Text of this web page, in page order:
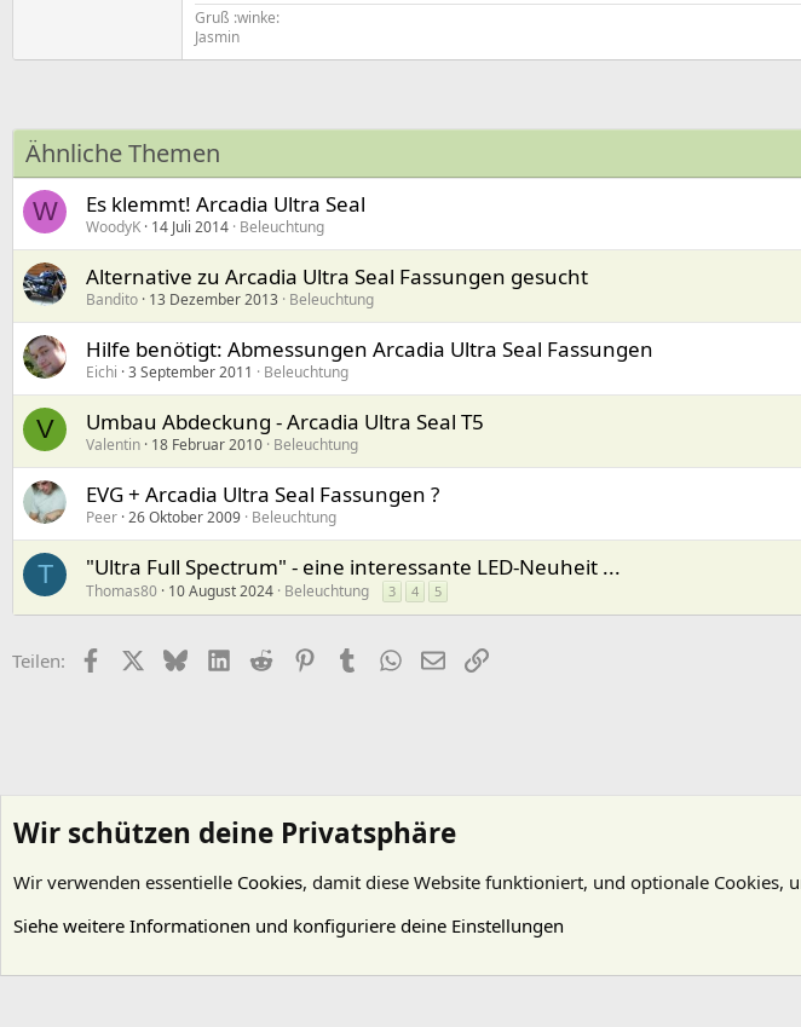
Gruß :winke:
Jasmin
Ähnliche Themen
W Es klemmt! Arcadia Ultra Seal
WoodyK 14 Juli 2014 Beleuchtung
Alternative zu Arcadia Ultra Seal Fassungen gesucht
Bandito 13 Dezember 2013 Beleuchtung
Hilfe benötigt: Abmessungen Arcadia Ultra Seal Fassungen
Eichi 3 September 2011 Beleuchtung
V Umbau Abdeckung - Arcadia Ultra Seal T5
Valentin 18 Februar 2010 Beleuchtung
EVG + Arcadia Ultra Seal Fassungen ?
Peer 26 Oktober 2009 Beleuchtung
T "Ultra Full Spectrum" - eine interessante LED-Neuheit ...
Thomas80 10 August 2024 Beleuchtung 3 4 5
Teilen: FacebookX (Twitter)
BlueskyLinkedIn
Reddit PinterestTumblrWhatsApp
E-MailLink
Technik
Wir schützen deine Privatsphäre
Wir verwenden essentielle Cookies, damit diese Website funktioniert, und optionale Cookies,
Siehe weitere Informationen und konfiguriere deine Einstellungen